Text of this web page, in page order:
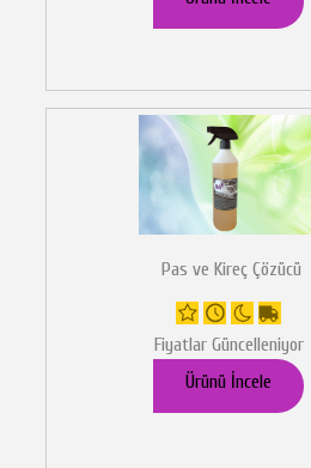
Pas ve Kireç Çözücü
Fiyatlar Güncelleniyor
Ürünü İncele